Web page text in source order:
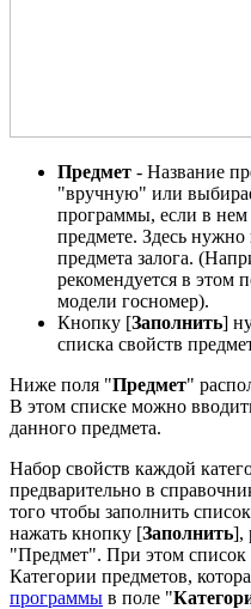
Предмет - Название
"вручную" или
программы, если в
предмете. Здесь нужно
предмета залога.
рекомендуется в этом
модели госномер).
Кнопку [Заполнить]
списка свойств
Ниже поля "Предмет"
В этом списке можно
данного предмета.
Набор свойств каждой
предварительно в
того чтобы заполнить
нажать кнопку [Заполнить],
"Предмет". При этом список
Категории предметов,
программы в поле "